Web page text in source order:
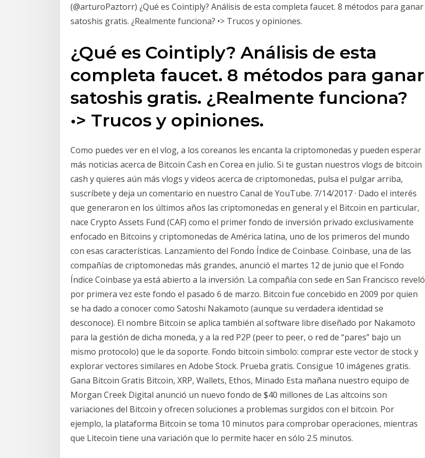
(@arturoPaztorr) ¿Qué es Cointiply? Análisis de esta completa faucet. 8 métodos para ganar
satoshis gratis. ¿Realmente funciona? •> Trucos y opiniones.
¿Qué es Cointiply? Análisis de esta
completa faucet. 8 métodos para ganar
satoshis gratis. ¿Realmente funciona?
•> Trucos y opiniones.
Como puedes ver en el vlog, a los coreanos les encanta la criptomonedas y pueden esperar
más noticias acerca de Bitcoin Cash en Corea en julio. Si te gustan nuestros vlogs de bitcoin
cash y quieres aún más vlogs y videos acerca de criptomonedas, pulsa el pulgar arriba,
suscríbete y deja un comentario en nuestro Canal de YouTube. 7/14/2017 · Dado el interés
que generaron en los últimos años las criptomonedas en general y el Bitcoin en particular,
nace Crypto Assets Fund (CAF) como el primer fondo de inversión privado exclusivamente
enfocado en Bitcoins y criptomonedas de América latina, uno de los primeros del mundo
con esas características. Lanzamiento del Fondo Índice de Coinbase. Coinbase, una de las
compañías de criptomonedas más grandes, anunció el martes 12 de junio que el Fondo
Índice Coinbase ya está abierto a la inversión. La compañía con sede en San Francisco reveló
por primera vez este fondo el pasado 6 de marzo. Bitcoin fue concebido en 2009 por quien
se ha dado a conocer como Satoshi Nakamoto (aunque su verdadera identidad se
desconoce). El nombre Bitcoin se aplica también al software libre diseñado por Nakamoto
para la gestión de dicha moneda, y a la red P2P (peer to peer, o red de “pares” bajo un
mismo protocolo) que le da soporte. Fondo bitcoin simbolo: comprar este vector de stock y
explorar vectores similares en Adobe Stock. Prueba gratis. Consigue 10 imágenes gratis.
Gana Bitcoin Gratis Bitcoin, XRP, Wallets, Ethos, Minado Esta mañana nuestro equipo de
Morgan Creek Digital anunció un nuevo fondo de $40 millones de Las altcoins son
variaciones del Bitcoin y ofrecen soluciones a problemas surgidos con el bitcoin. Por
ejemplo, la plataforma Bitcoin se toma 10 minutos para comprobar operaciones, mientras
que Litecoin tiene una variación que lo permite hacer en sólo 2.5 minutos.